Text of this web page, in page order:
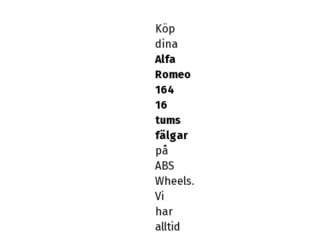
Köp
dina
Alfa
Romeo
164
16
tums
fälgar
på
ABS
Wheels.
Vi
har
alltid